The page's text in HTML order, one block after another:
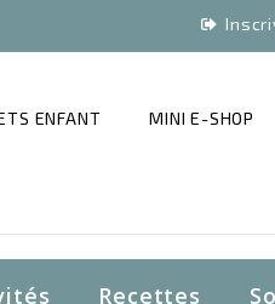
ENFANT MINI E-SHOP
Recettes